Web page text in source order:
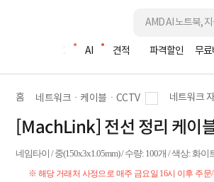
조립PC AI 견적 파격할인 무료
홈 네트워크ㆍ케이블ㆍCCTV 네트워크
[MachLink] 전선 정리 케
네임타이 / 중(150x3x1.05mm) / 수량: 100개 / 색상: 화
※ 해당 거래처 사정으로 매주 금요일 16시 이후 주